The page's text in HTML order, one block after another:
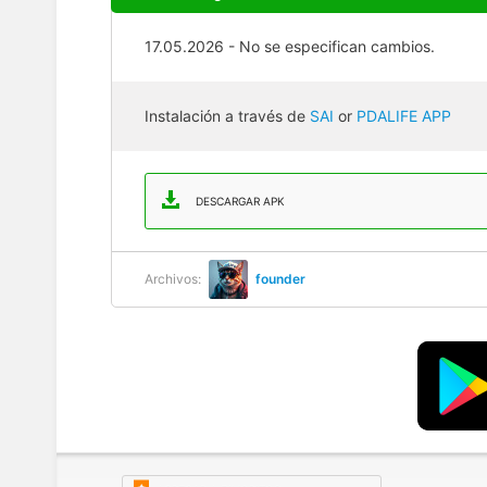
17.05.2026 - No se especifican cambios.
Instalación a través de SAI or PDALIFE APP
DESCARGAR APK
Archivos: founder